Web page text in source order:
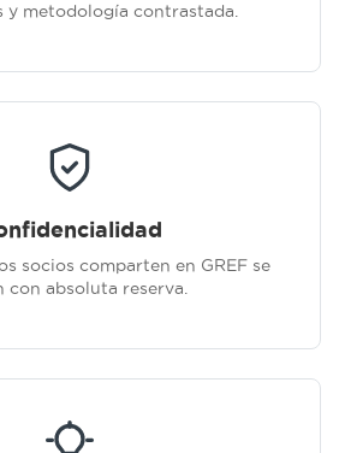
y metodología contrastada.
socios comparten en GREF se
con absoluta reserva.